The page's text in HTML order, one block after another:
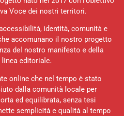
Voce dei nostri territori.
identità, comunità e
accomunano il nostro progetto
del nostro manifesto e della
linea editoriale.
online che nel tempo è stato
dalla comunità locale per
ed equilibrata, senza tesi
semplicità e qualità al tempo